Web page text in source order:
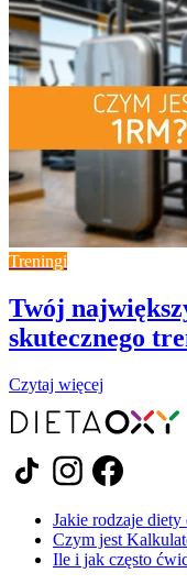
Treningi
Twój
skutecznego
Czytaj więcej
Jakie rodzaje
Czym jest
Ile i jak często